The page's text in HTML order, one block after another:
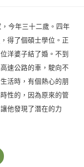
年三十二歲。四年
得了個碩士學位。正
洋婆子結了婚。不到
速公路的車，駛向不
活時，有個熱心的朋
性的，因為原來的管
他發現了潛在的力